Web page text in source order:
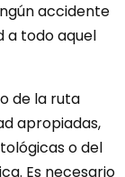
accidente
a todo aquel
de la ruta
apropiadas,
o del
Es necesario